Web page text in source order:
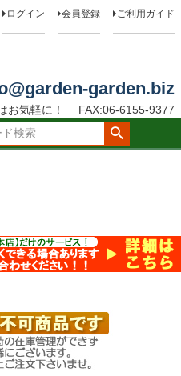
ログイン 会員登録 ご利用ガイド
garden.biz
お気軽に！
FAX:06-6155-9377